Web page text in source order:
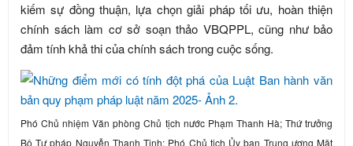
kiếm sự đồng thuận, lựa chọn giải pháp tối ưu, hoàn thiện
chính sách làm cơ sở soạn thảo VBQPPL, cũng như bảo
đảm tính khả thi của chính sách trong cuộc sống.
Phó Chủ nhiệm Văn phòng Chủ tịch nước Phạm Thanh Hà; Thứ trưởng
Bộ Tư pháp Nguyễn Thanh Tịnh; Phó Chủ tịch Ủy ban Trung ương Mặt